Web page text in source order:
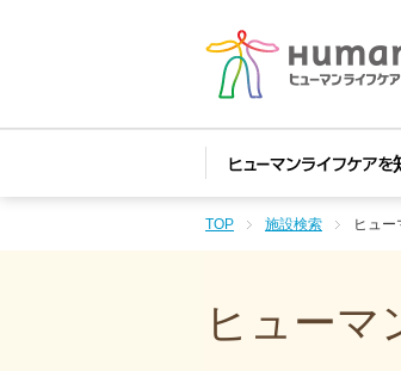
TOP 施設検索 ヒュ
ヒューマ